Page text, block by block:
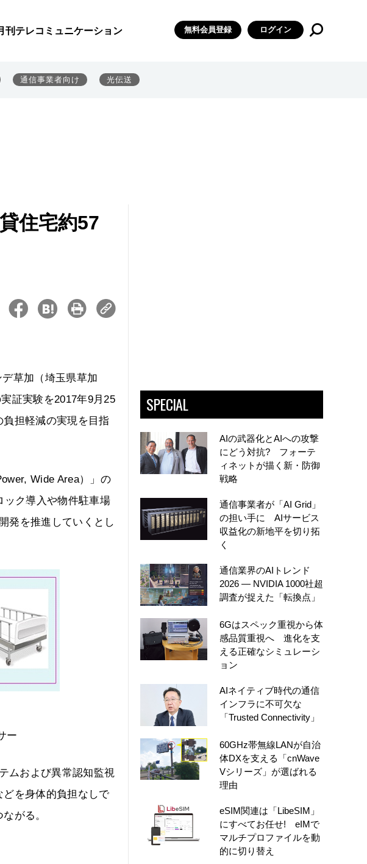
刊テレコミュニケーション 無料会員登録 ログイン
通信事業者向け 光伝送
住宅約57
草加（埼玉県草加
証実験を2017年9月25
担軽減の実現を目指
Wide Area）」の
ック導入や物件駐車場
発を推進していくとし
ー
ムおよび異常認知監視
を身体的負担なしで
がる。
SPECIAL
AIの武器化とAIへの攻撃
にどう対抗? フォーテ
ィネットが描く新・防御
戦略
通信事業者が「AI Grid」
の担い手に AIサービス
収益化の新地平を切り拓
く
通信業界のAIトレンド
2026 ― NVIDIA 1000社超
調査が捉えた「転換点」
6Gはスペック重視から体
感品質重視へ 進化を支
える正確なシミュレーシ
ョン
AIネイティブ時代の通信
インフラに不可欠な
「Trusted Connectivity」
60GHz帯無線LANが自治
体DXを支える「cnWave
Vシリーズ」が選ばれる
理由
eSIM関連は「LibeSIM」
にすべてお任せ! eIMで
マルチプロファイルを動
的に切り替え